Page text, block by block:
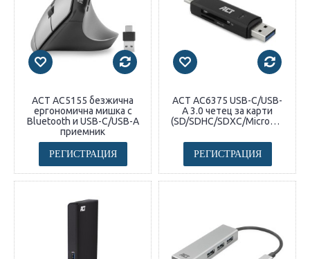
ACT AC5155 безжична
ергономична мишка с
Bluetooth и USB-C/USB-A
приемник
РЕГИСТРАЦИЯ
ACT AC6375 USB-C/USB-
A 3.0 четец за карти
(SD/SDHC/SDXC/MicroSD)
РЕГИСТРАЦИЯ